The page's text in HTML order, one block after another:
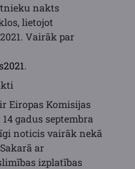
nakts
lietojot
Vairāk par
.
Eiropas Komisijas
gadus septembra
noticis vairāk nekā
ar
izplatības